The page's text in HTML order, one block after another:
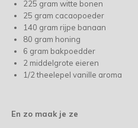
225 gram witte bonen
25 gram cacaopoeder
140 gram rijpe banaan
80 gram honing
6 gram bakpoedder
2 middelgrote eieren
1/2 theelepel vanille aroma
En zo maak je ze